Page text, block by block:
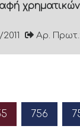
Αρ. Πρωτ.:
756